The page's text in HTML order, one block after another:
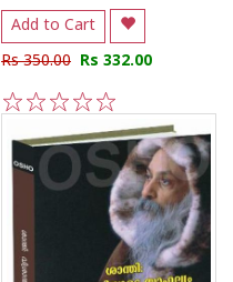
Add to Cart
Rs 350.00 Rs 332.00